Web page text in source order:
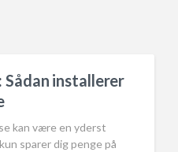
installerer
kan være en yderst
sparer dig penge på